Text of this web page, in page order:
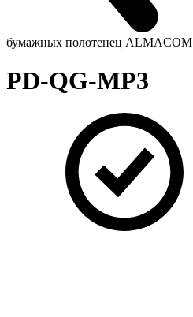
бумажных полотенец ALMACOM
PD-QG-MP3